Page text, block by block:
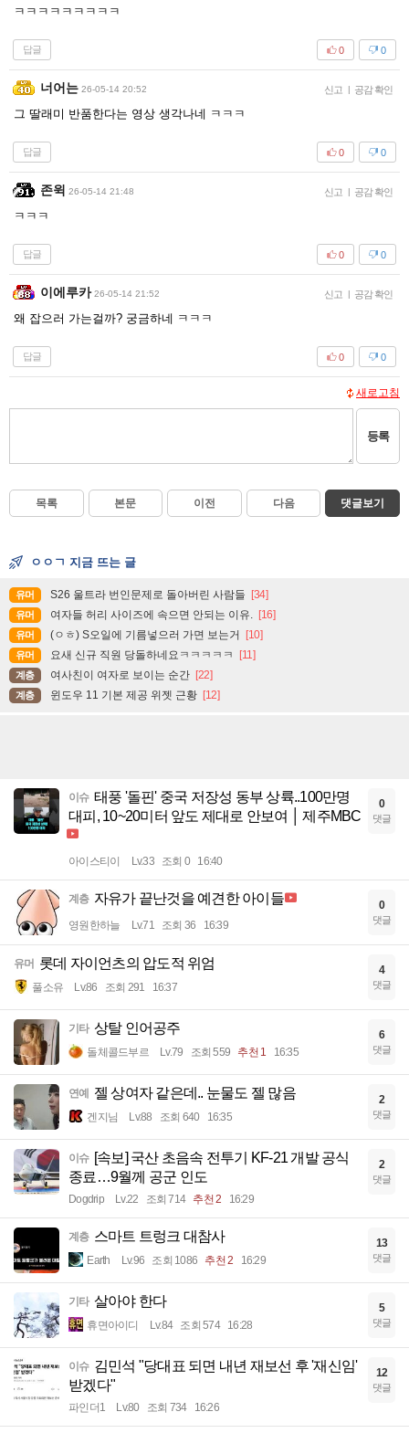
ㅋㅋㅋㅋㅋㅋㅋㅋㅋ
답글 0
0
너어는 26-05-14 20:52 신고 공감 확인
그 딸래미 반품한다는 영상 생각나네 ㅋㅋㅋ
답글 0
0
존윅 26-05-14 21:48 신고 공감 확인
ㅋㅋㅋ
답글 0
0
이에루카 26-05-14 21:52 신고 공감 확인
왜 잡으러 가는걸까? 궁금하네 ㅋㅋㅋ
답글 0
0
새로고침
등록
목록 본문 이전 다음 댓글보기
ㅇㅇㄱ 지금 뜨는 글
유머 S26 울트라 번인문제로 돌아버린 사람들 [34]
유머 여자들 허리 사이즈에 속으면 안되는 이유. [16]
유머 (ㅇㅎ) S오일에 기름넣으러 가면 보는거 [10]
유머 요새 신규 직원 당돌하네요ㅋㅋㅋㅋㅋ [11]
계층 여사친이 여자로 보이는 순간 [22]
계층 윈도우 11 기본 제공 위젯 근황 [12]
이슈 태풍 '돌핀' 중국 저장성 동부 상륙..100만명
대피, 10~20미터 앞도 제대로 안보여 │ 제주MBC
아이스티이 Lv.33 조회 0 16:40
0
댓글
계층 자유가 끝난것을 예견한 아이들
영원한하늘 Lv.71 조회 36 16:39
0
댓글
유머 롯데 자이언츠의 압도적 위엄
풀소유 Lv.86 조회 291 16:37
4
댓글
기타 상탈 인어공주
돌체콜드부르 Lv.79 조회 559 추천 1 16:35
6
댓글
연예 젤 상여자 같은데.. 눈물도 젤 많음
겐지님 Lv.88 조회 640 16:35
2
댓글
이슈 [속보] 국산 초음속 전투기 KF-21 개발 공식
종료…9월께 공군 인도
Dogdrip Lv.22 조회 714 추천 2 16:29
2
댓글
계층 스마트 트렁크 대참사
Earth Lv.96 조회 1086 추천 2 16:29
13
댓글
기타 살아야 한다
휴면아이디 Lv.84 조회 574 16:28
5
댓글
이슈 김민석 "당대표 되면 내년 재보선 후 '재신임'
받겠다"
파인더1 Lv.80 조회 734 16:26
12
댓글